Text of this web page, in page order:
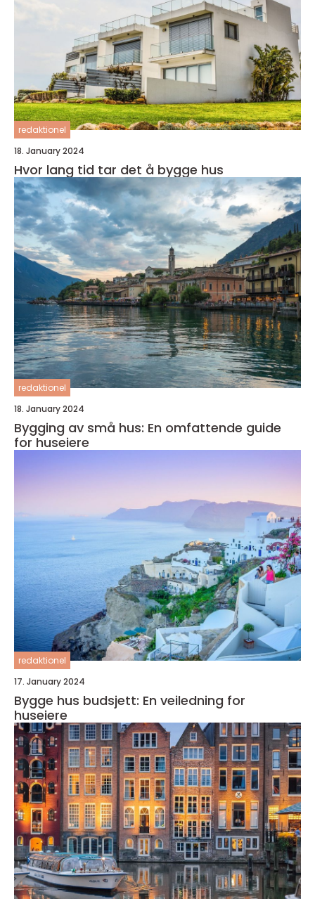
redaktionel
18. January 2024
Hvor lang tid tar det å bygge hus
redaktionel
18. January 2024
Bygging av små hus: En omfattende guide
for huseiere
redaktionel
17. January 2024
Bygge hus budsjett: En veiledning for
huseiere